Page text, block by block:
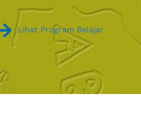
Lihat Program Belajar